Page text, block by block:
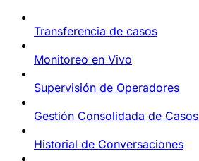
Transferencia de casos
Monitoreo en Vivo
Supervisión de Operadores
Gestión Consolidada de Casos
Historial de Conversaciones